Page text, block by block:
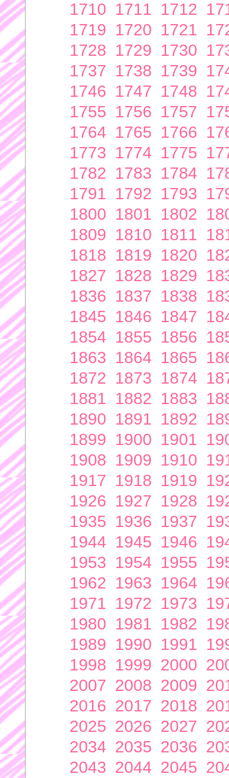
1710 1711 1712
1719 1720 1721
1728 1729 1730
1737 1738 1739
1746 1747 1748
1755 1756 1757
1764 1765 1766
1773 1774 1775
1782 1783 1784
1791 1792 1793
1800 1801 1802
1809 1810 1811
1818 1819 1820
1827 1828 1829
1836 1837 1838
1845 1846 1847
1854 1855 1856
1863 1864 1865
1872 1873 1874
1881 1882 1883
1890 1891 1892
1899 1900 1901
1908 1909 1910
1917 1918 1919
1926 1927 1928
1935 1936 1937
1944 1945 1946
1953 1954 1955
1962 1963 1964
1971 1972 1973
1980 1981 1982
1989 1990 1991
1998 1999 2000
2007 2008 2009
2016 2017 2018
2025 2026 2027
2034 2035 2036
2043 2044 2045